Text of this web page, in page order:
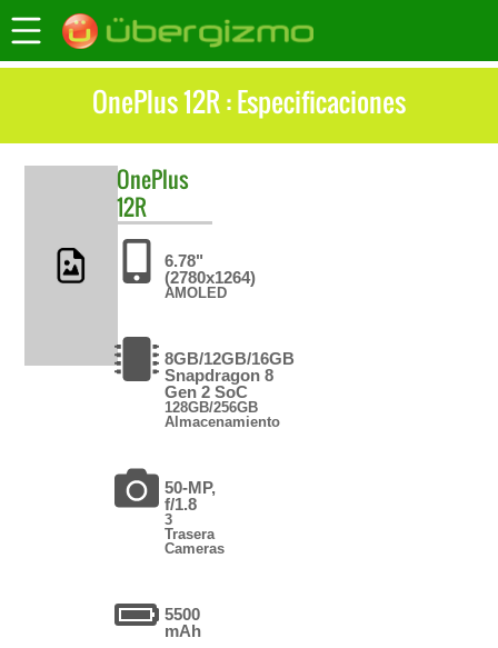
OnePlus 12R : Especificaciones
OnePlus
12R
6.78"
(2780x1264)
AMOLED
8GB/12GB/16GB
Snapdragon 8
Gen 2 SoC
128GB/256GB
Almacenamiento
50-MP,
f/1.8
3
Trasera
Cameras
5500
mAh